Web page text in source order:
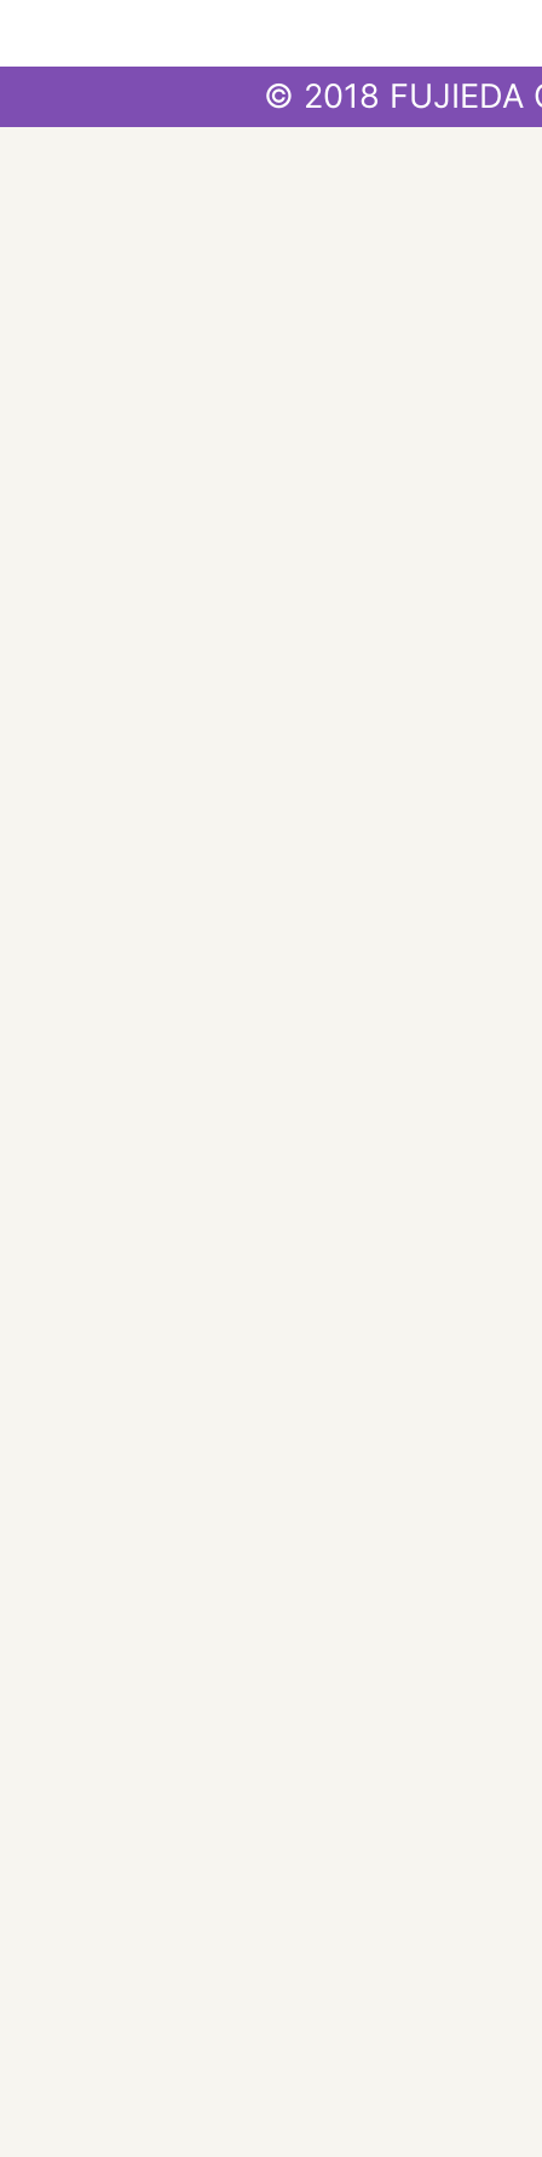
© 2018 FUJIEDA